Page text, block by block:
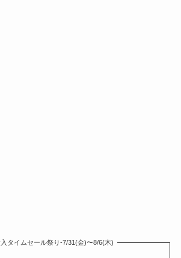
タイムセール祭り-7/31(金)〜8/6(木)